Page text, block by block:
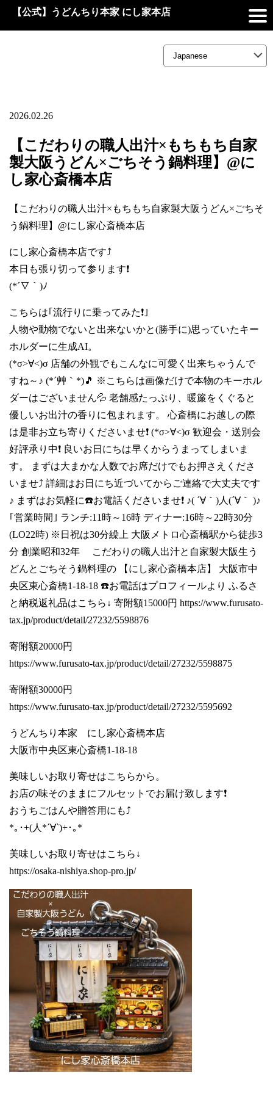
【公式】うどんちり本家 にし家本店
2026.02.26
【こだわりの職人出汁×もちもち自家
製大阪うどん×ごちそう鍋料理】@に
し家心斎橋本店
【こだわりの職人出汁×もちもち自家製大阪うどん×ごちそ
う鍋料理】@にし家心斎橋本店
にし家心斎橋本店です⤴️
本日も張り切って参ります❗
(*´∇｀)ﾉ
こちらは｢流行りに乗ってみた❗｣
人物や動物でないと出来ないかと(勝手に)思っていたキー
ホルダーに生成AI。
(*σ>∀<)σ 店舗の外観でもこんなに可愛く出来ちゃうんで
すね～♪ (*´艸｀*)🎵 ※こちらは画像だけで本物のキーホル
ダーはございません💦 老舗感たっぷり、暖簾をくぐると
優しいお出汁の香りに包まれます。 心斎橋にお越しの際
は是非お立ち寄りくださいませ❗ (*σ>∀<)σ 歓迎会・送別会
好評承り中❗ 良いお日にちは早くからうまってしまいま
す。 まずは大まかな人数でお席だけでもお押さえくださ
いませ⤴️ 詳細はお日にち近づいてからご連絡で大丈夫です
♪ まずはお気軽に☎️お電話くださいませ❗ ♪( ´∀｀)人(´∀｀ )♪
｢営業時間｣ ランチ:11時～16時 ディナー:16時～22時30分
(LO22時) ※日祝は30分繰上 大阪メトロ心斎橋駅から徒歩3
分 創業昭和32年 こだわりの職人出汁と自家製大阪生う
どんとごちそう鍋料理の 【にし家心斎橋本店】 大阪市中
央区東心斎橋1-18-18 ☎️お電話はプロフィールより ふるさ
と納税返礼品はこちら↓ 寄附額15000円 https://www.furusato-
tax.jp/product/detail/27232/5598876
寄附額20000円
https://www.furusato-tax.jp/product/detail/27232/5598875
寄附額30000円
https://www.furusato-tax.jp/product/detail/27232/5595692
うどんちり本家 にし家心斎橋本店
大阪市中央区東心斎橋1-18-18
美味しいお取り寄せはこちらから。
お店の味そのままにフルセットでお届け致します❗️
おうちごはんや贈答用にも⤴️
*｡･+(人*´∀`)+･｡*
美味しいお取り寄せはこちら↓
https://osaka-nishiya.shop-pro.jp/